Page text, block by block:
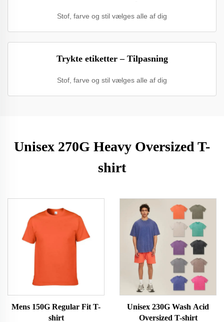
Stof, farve og stil vælges alle af dig
Trykte etiketter – Tilpasning
Stof, farve og stil vælges alle af dig
Unisex 270G Heavy Oversized T-
shirt
Mens 150G Regular Fit T-
shirt
Unisex 230G Wash Acid
Oversized T-shirt